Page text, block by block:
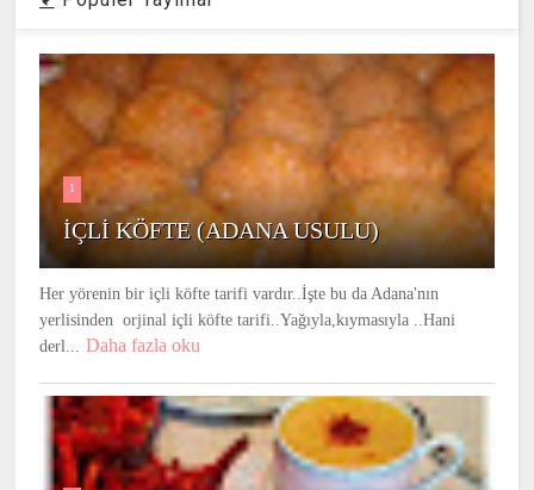
1
İÇLİ KÖFTE (ADANA USULU)
Her yörenin bir içli köfte tarifi vardır..İşte bu da Adana'nın
yerlisinden orjinal içli köfte tarifi..Yağıyla,kıymasıyla ..Hani
derl...
Daha fazla oku